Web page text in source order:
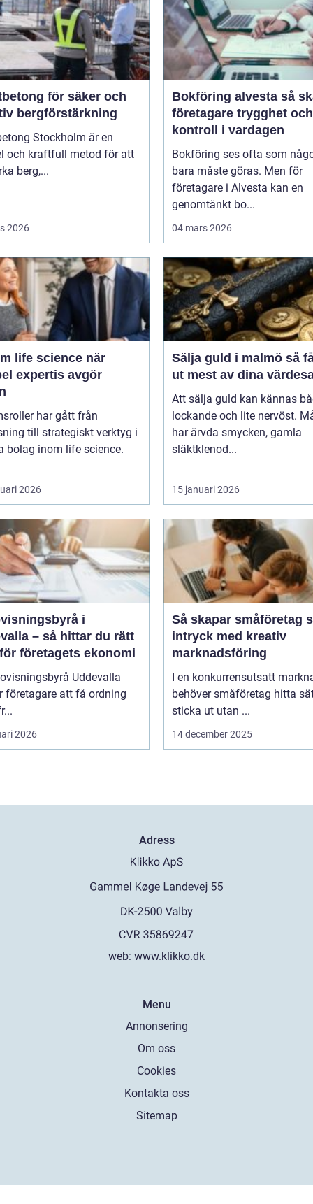
för säker och
bergförstärkning
Stockholm är en
och kraftfull metod för att
berg,...
2026
Bokföring alvesta så skapar
företagare trygghet och
kontroll i vardagen
Bokföring ses ofta som
bara måste göras. Men för
företagare i Alvesta kan en
genomtänkt bo...
04 mars 2026
life science när
expertis avgör
har gått från
till strategiskt verktyg i
bolag inom life science.
2026
Sälja guld i malmö så får du
ut mest av dina
Att sälja guld kan kännas
lockande och lite nervöst.
har ärvda smycken, gamla
släktklenod...
15 januari 2026
i
– så hittar du rätt
företagets ekonomi
Uddevalla
företagare att få ordning
2026
Så skapar småföretag
intryck med kreativ
marknadsföring
I en konkurrensutsatt
behöver småföretag hitta
sticka ut utan ...
14 december 2025
Adress
web: www.klikko.dk
Menu
Annonsering
Om oss
Cookies
Kontakta oss
Sitemap